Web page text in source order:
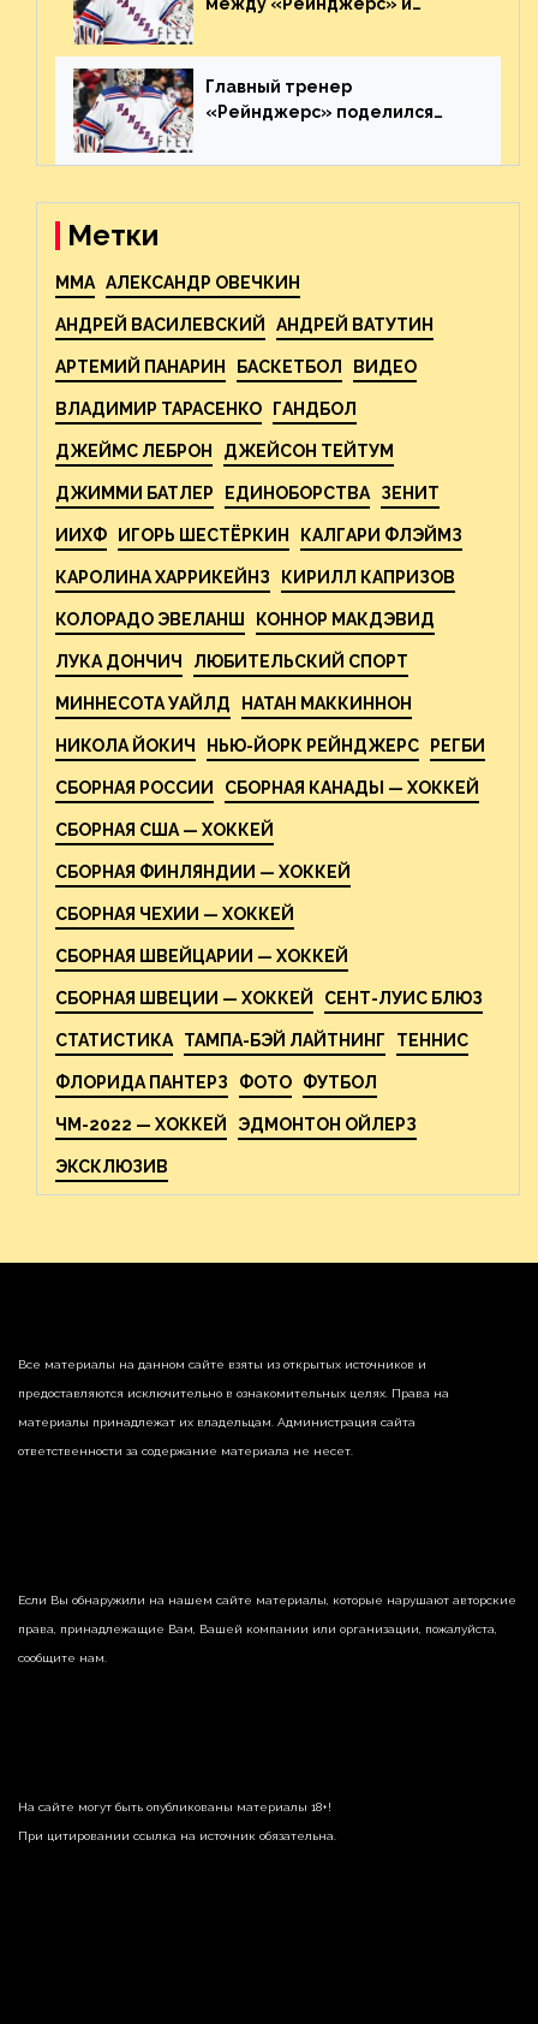
матча плей-офф. Видео
Главный тренер
«Рейнджерс» поделился
предстоящего финала
Метки
MMA АЛЕКСАНДР ОВЕЧКИН
АНДРЕЙ ВАСИЛЕВСКИЙ АНДРЕЙ ВАТУТИН
АРТЕМИЙ ПАНАРИН БАСКЕТБОЛ ВИДЕО
ВЛАДИМИР ТАРАСЕНКО ГАНДБОЛ
ДЖЕЙМС ЛЕБРОН ДЖЕЙСОН ТЕЙТУМ
ДЖИММИ БАТЛЕР ЕДИНОБОРСТВА ЗЕНИТ
ИИХФ ИГОРЬ ШЕСТЁРКИН КАЛГАРИ ФЛЭЙМЗ
КАРОЛИНА ХАРРИКЕЙНЗ КИРИЛЛ КАПРИЗОВ
КОЛОРАДО ЭВЕЛАНШ КОННОР МАКДЭВИД
ЛУКА ДОНЧИЧ ЛЮБИТЕЛЬСКИЙ СПОРТ
МИННЕСОТА УАЙЛД НАТАН МАККИННОН
НИКОЛА ЙОКИЧ НЬЮ-ЙОРК РЕЙНДЖЕРС РЕГБИ
СБОРНАЯ РОССИИ СБОРНАЯ КАНАДЫ — ХОККЕЙ
СБОРНАЯ США — ХОККЕЙ
СБОРНАЯ ФИНЛЯНДИИ — ХОККЕЙ
СБОРНАЯ ЧЕХИИ — ХОККЕЙ
СБОРНАЯ ШВЕЙЦАРИИ — ХОККЕЙ
СБОРНАЯ ШВЕЦИИ — ХОККЕЙ СЕНТ-ЛУИС БЛЮЗ
СТАТИСТИКА ТАМПА-БЭЙ ЛАЙТНИНГ ТЕННИС
ФЛОРИДА ПАНТЕРЗ ФОТО ФУТБОЛ
ЧМ-2022 — ХОККЕЙ ЭДМОНТОН ОЙЛЕРЗ
ЭКСКЛЮЗИВ
Все материалы на данном сайте взяты из открытых источников и
предоставляются исключительно в ознакомительных целях. Права на
материалы принадлежат их владельцам. Администрация сайта
ответственности за содержание материала не несет.
Если Вы обнаружили на нашем сайте материалы, которые нарушают авторские
права, принадлежащие Вам, Вашей компании или организации, пожалуйста,
сообщите нам.
На сайте могут быть опубликованы материалы 18+!
При цитировании ссылка на источник обязательна.